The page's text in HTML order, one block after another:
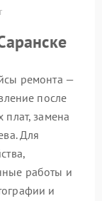
ремонта —
после
плат, замена
Для
работы и
и